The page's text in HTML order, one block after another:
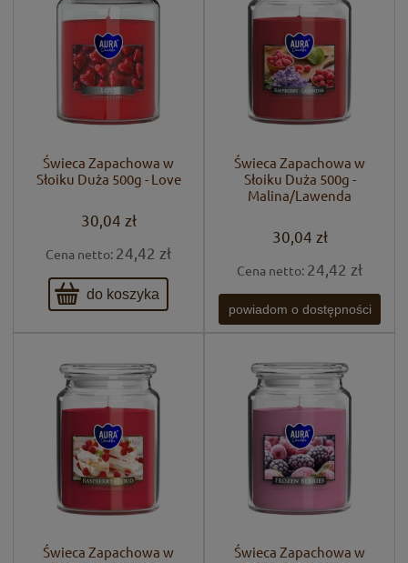
Świeca Zapachowa w
Słoiku Duża 500g - Love
30,04 zł
Cena netto: 24,42 zł
do koszyka
Świeca Zapachowa w
Słoiku Duża 500g -
Malina/Lawenda
30,04 zł
Cena netto: 24,42 zł
powiadom o dostępności
Świeca Zapachowa w
Świeca Zapachowa w